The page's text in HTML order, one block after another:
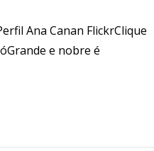
Ana Canan FlickrClique
e nobre é